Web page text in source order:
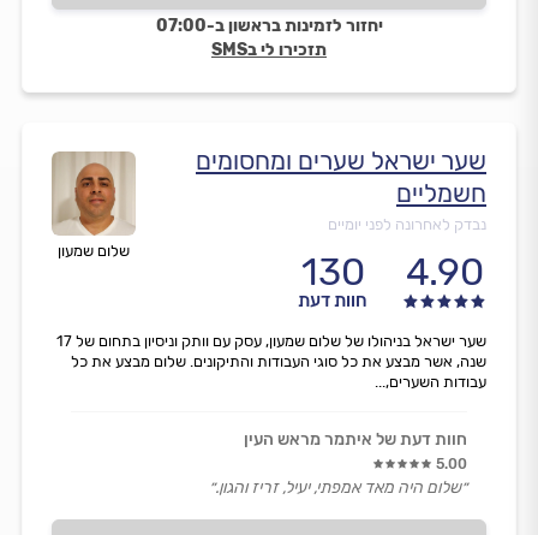
יחזור לזמינות בראשון ב-07:00
תזכירו לי בSMS
שלום שמעון
שער ישראל שערים ומחסומים
חשמליים
נבדק לאחרונה לפני יומיים
4.90
130
חוות דעת
שער ישראל בניהולו של שלום שמעון, עסק עם וותק וניסיון בתחום של 17
שנה, אשר מבצע את כל סוגי העבודות והתיקונים. שלום מבצע את כל
עבודות השערים,...
חוות דעת של איתמר מראש העין
5.00
״שלום היה מאד אמפתי, יעיל, זריז והגון.״